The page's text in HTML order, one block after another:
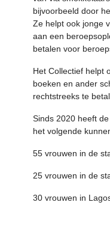
bijvoorbeeld door
Ze helpt ook jonge
aan een
betalen voor
Het Collectief helpt
boeken en ander
rechtstreeks te
Sinds 2020 heeft
het volgende
55 vrouwen in de
25 vrouwen in de
30 vrouwen in